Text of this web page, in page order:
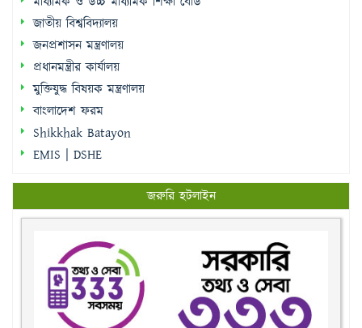
জাতীয় বিশ্ববিদ্যালয়
জনপ্রশাসন মন্ত্রণালয়
প্রধানমন্ত্রীর কার্যালয়
মুক্তিযুদ্ধ বিষয়ক মন্ত্রণালয়
বাংলাদেশ ফরম
Shikkhak Batayon
EMIS | DSHE
জরুরি হটলাইন